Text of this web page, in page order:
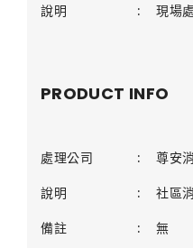
說明 : 現場
PRODUCT INFO
處理公司 :
尊安
說明
:
社區
備註
:
無